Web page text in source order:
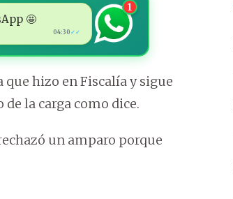
🤩
04:30 ✓✓
1
que hizo en Fiscalía y sigue
la carga como dice.
un amparo porque